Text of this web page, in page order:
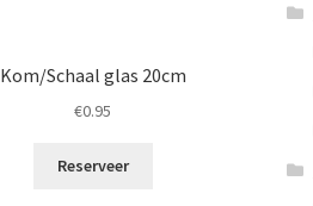
Kom/Schaal glas 20cm
€0.95
Reserveer